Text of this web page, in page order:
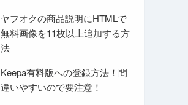
ヤフオクの商品説明にHTMLで
無料画像を11枚以上追加する方
法
Keepa有料版への登録方法！間
違いやすいので要注意！